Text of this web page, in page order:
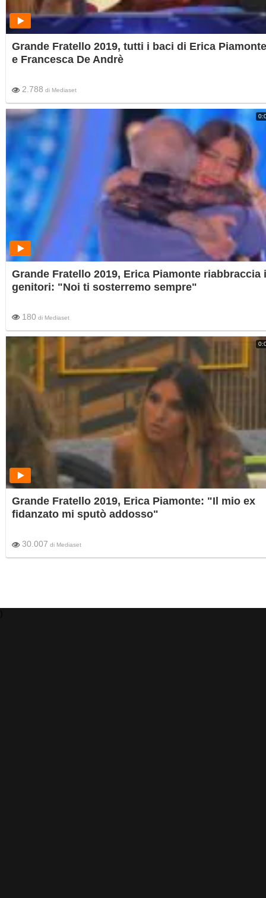
Grande Fratello 2019, tutti i baci di Erica Piamonte
e Francesca De Andrè
2.788 di Mediaset
Grande Fratello 2019, Erica Piamonte riabbraccia i
genitori: "Noi ti sosterremo sempre"
180 di Mediaset
Grande Fratello 2019, Erica Piamonte: "Il mio ex
fidanzato mi sputò addosso"
30.007 di Mediaset